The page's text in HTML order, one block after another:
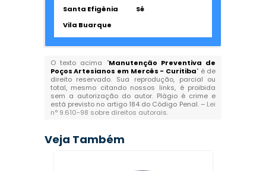
Santa Efigênia
Sé
Vila Buarque
O texto acima "Manutenção Preventiva de
Poços Artesianos em Mercês - Curitiba" é de
direito reservado. Sua reprodução, parcial ou
total, mesmo citando nossos links, é proibida
sem a autorização do autor. Plágio é crime e
está previsto no artigo 184 do Código Penal. – Lei
n° 9.610-98 sobre direitos autorais.
Veja Também